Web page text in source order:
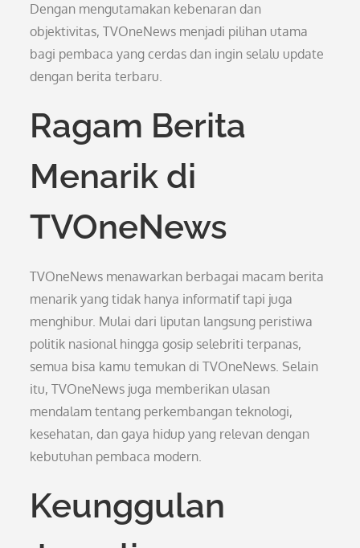
Dengan mengutamakan kebenaran dan
objektivitas, TVOneNews menjadi pilihan utama
bagi pembaca yang cerdas dan ingin selalu update
dengan berita terbaru.
Ragam Berita
Menarik di
TVOneNews
TVOneNews menawarkan berbagai macam berita
menarik yang tidak hanya informatif tapi juga
menghibur. Mulai dari liputan langsung peristiwa
politik nasional hingga gosip selebriti terpanas,
semua bisa kamu temukan di TVOneNews. Selain
itu, TVOneNews juga memberikan ulasan
mendalam tentang perkembangan teknologi,
kesehatan, dan gaya hidup yang relevan dengan
kebutuhan pembaca modern.
Keunggulan